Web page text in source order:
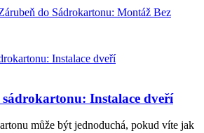
do Sádrokartonu: Montáž Bez
Instalace dveří
může být jednoduchá, pokud víte jak